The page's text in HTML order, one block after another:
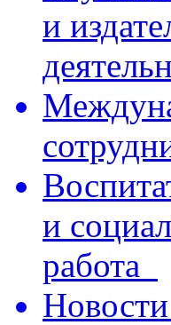
и
и
работа
Новости